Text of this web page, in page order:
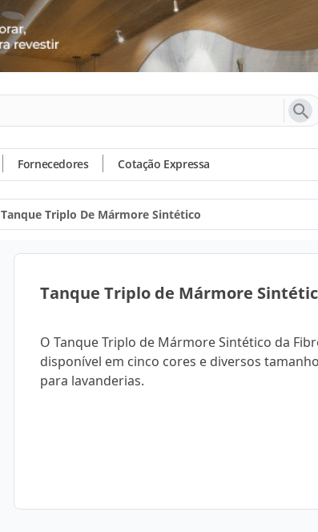
Fornecedores Cotação Expressa
Tanque Triplo De Mármore Sintético
Tanque Triplo de Mármore
O Tanque Triplo de Mármore Sintético da
disponível em cinco cores e diversos
para lavanderias.